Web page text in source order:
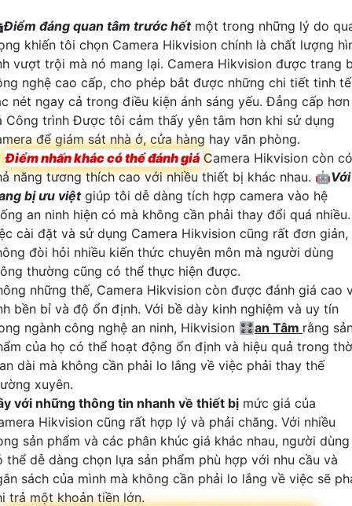
Điểm đáng quan tâm trước hếtmột trong những lý do
khiến tôi chọn Camera Hikvision chính là chất lượng
vượt trội mà nó mang lại. Camera Hikvision được trang
nghệ cao cấp, cho phép bắt được những chi tiết tinh
nét ngay cả trong điều kiện ánh sáng yếu. Đẳng cấp hơn
Công trình Được tôi cảm thấy yên tâm hơn khi sử dụng
để giám sát nhà ở, cửa hàng hay văn phòng.
Điểm nhấn khác có thể đánh giá Camera Hikvision còn có
năng tương thích cao với nhiều thiết bị khác nhau. 🤖️Với
bị ưu việtgiúp tôi dễ dàng tích hợp camera vào hệ
an ninh hiện có mà không cần phải thay đổi quá nhiều.
cài đặt và sử dụng Camera Hikvision cũng rất đơn giản,
đòi hỏi nhiều kiến thức chuyên môn mà người dùng
thường cũng có thể thực hiện được.
những thế, Camera Hikvision còn được đánh giá cao
bền bỉ và độ ổn định. Với bề dày kinh nghiệm và uy tín
ngành công nghệ an ninh, Hikvision 🎛an Tâm rằng
của họ có thể hoạt động ổn định và hiệu quả trong
dài mà không cần phải lo lắng về việc phải thay thế
xuyên.
với những thông tin nhanh về thiết bị mức giá của
Hikvision cũng rất hợp lý và phải chăng. Với nhiều
sản phẩm và các phân khúc giá khác nhau, người dùng
thể dễ dàng chọn lựa sản phẩm phù hợp với nhu cầu và
sách của mình mà không cần phải lo lắng về việc sẽ
trả một khoản tiền lớn.